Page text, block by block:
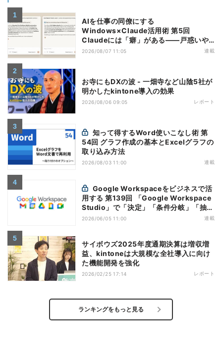
AIを仕事の同僚にする
Windows×Claude活用術 第5回
Claudeには「癖」がある――戸惑いや
すい7つの仕様
2026/08/07 11:05 連載
お寺にもDXの波 - 一畑寺など山陰5社が
明かしたkintone導入の効果
2026/08/06 09:05 レポート
54回 グラフ作成の基本とExcelグラフの
取り込み方法
2026/08/03 11:00 連載
用する 第139回 「Google Workspace
Studio」で「決定」「条件分岐」「抽
出」の使い方を覚えよう
2026/06/05 11:00 連載
サイボウズ2025年度通期決算は増収増
益、kintoneは大規模な全社導入に向け
た機能開発を強化
2026/02/25 17:14 レポート
ランキングをもっと見る